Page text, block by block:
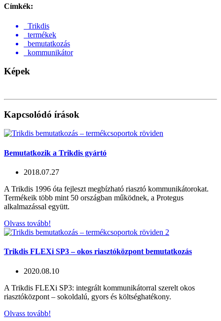
Címkék:
Trikdis
termékek
bemutatkozás
kommunikátor
Képek
Kapcsolódó írások
Bemutatkozik a Trikdis gyártó
2018.07.27
A Trikdis 1996 óta fejleszt megbízható riasztó kommunikátorokat.
Termékeik több mint 50 országban működnek, a Protegus
alkalmazással együtt.
Olvass tovább!
Trikdis FLEXi SP3 – okos riasztóközpont bemutatkozás
2020.08.10
A Trikdis FLEXi SP3: integrált kommunikátorral szerelt okos
riasztóközpont – sokoldalú, gyors és költséghatékony.
Olvass tovább!